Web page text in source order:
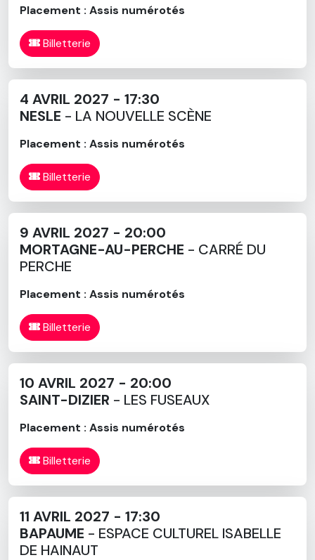
Placement : Assis numérotés
Billetterie
4 AVRIL 2027 - 17:30
NESLE - LA NOUVELLE SCÈNE
Placement : Assis numérotés
Billetterie
9 AVRIL 2027 - 20:00
MORTAGNE-AU-PERCHE - CARRÉ DU
PERCHE
Placement : Assis numérotés
Billetterie
10 AVRIL 2027 - 20:00
SAINT-DIZIER - LES FUSEAUX
Placement : Assis numérotés
Billetterie
11 AVRIL 2027 - 17:30
BAPAUME - ESPACE CULTUREL ISABELLE
DE HAINAUT